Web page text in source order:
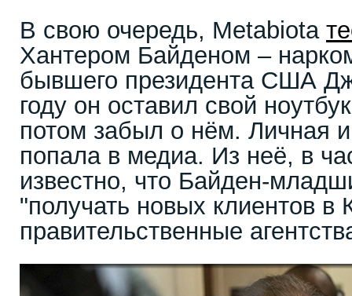
В свою очередь, Metabiota
Хантером Байденом –
бывшего президента США
году он оставил свой
потом забыл о нём. Личная
попала в медиа. Из неё, в
известно, что Байден-
"получать новых клиентов в
правительственные